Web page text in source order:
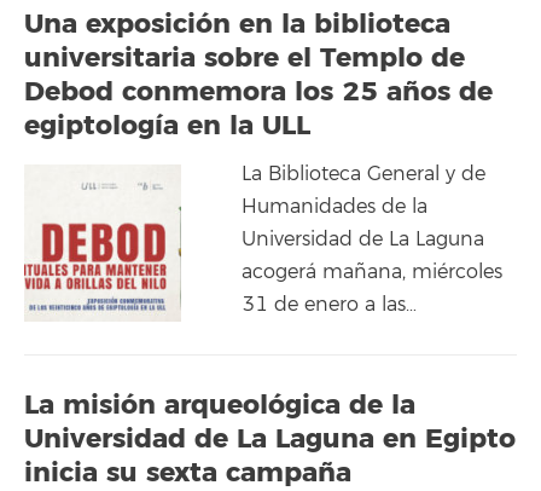
Una exposición en la biblioteca
universitaria sobre el Templo de
Debod conmemora los 25 años de
egiptología en la ULL
La Biblioteca General y de
Humanidades de la
Universidad de La Laguna
acogerá mañana, miércoles
31 de enero a las…
La misión arqueológica de la
Universidad de La Laguna en Egipto
inicia su sexta campaña